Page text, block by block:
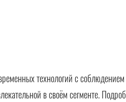
технологий с
в своём сегменте.